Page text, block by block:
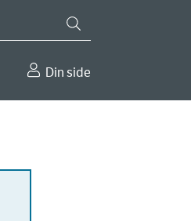
Din side